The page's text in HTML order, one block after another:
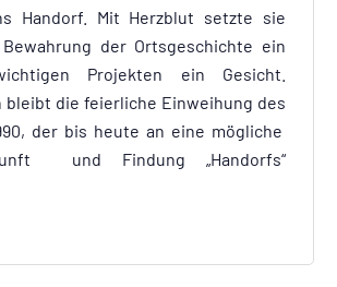
Handorf. Mit Herzblut setzte sie
der Ortsgeschichte ein
Projekten ein Gesicht.
bleibt die feierliche Einweihung des
der bis heute an eine mögliche
und Findung „Handorfs“